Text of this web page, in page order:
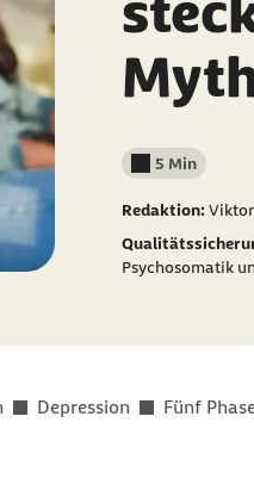
Lesedauer
5 Min
Redaktion:
Psychosomatik
Depression Fünf